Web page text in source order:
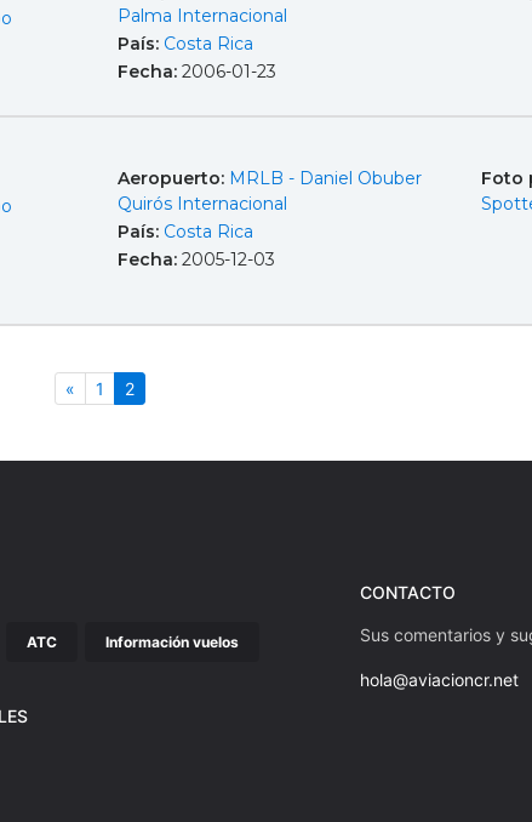
Palma Internacional
País: Costa Rica
Fecha: 2006-01-23
Aeropuerto: MRLB - Daniel Obuber
Quirós Internacional
País: Costa Rica
Fecha: 2005-12-03
Foto
«Anterior
1 2(actual)
ATC Información vuelos
CONTACTO
Sus comentarios y
hola@aviacioncr.net